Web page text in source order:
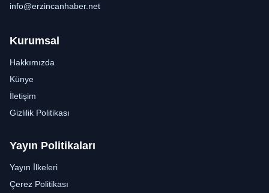
info@erzincanhaber.net
Kurumsal
Hakkımızda
Künye
İletişim
Gizlilik Politikası
Yayın Politikaları
Yayın İlkeleri
Çerez Politikası